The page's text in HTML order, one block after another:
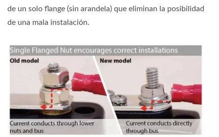
de un solo flange (sin arandela) que eliminan la posibilidad
de una mala instalación.